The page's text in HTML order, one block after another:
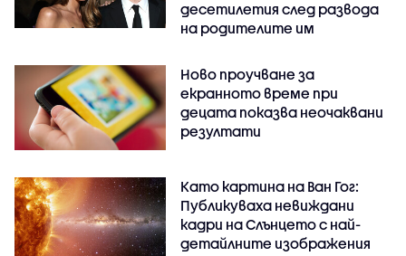
десетилетия след развода
на родителите им
Ново проучване за
екранното време при
децата показва неочаквани
резултати
Като картина на Ван Гог:
Публикуваха невиждани
кадри на Слънцето с най-
детайлните изображения